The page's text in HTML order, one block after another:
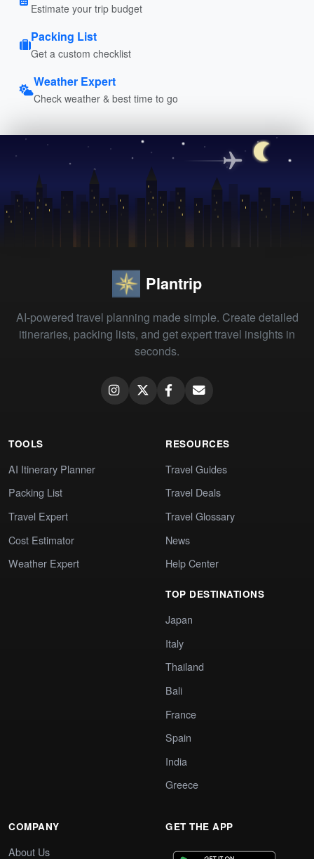
Estimate your trip budget
Packing List
Get a custom checklist
Weather Expert
Check weather & best time to go
Plantrip
AI-powered travel planning made simple. Create detailed
itineraries, packing lists, and get expert travel insights in
seconds.
TOOLS
AI Itinerary Planner
Packing List
Travel Expert
Cost Estimator
Weather Expert
RESOURCES
Travel Guides
Travel Deals
Travel Glossary
News
Help Center
TOP DESTINATIONS
Japan
Italy
Thailand
Bali
France
Spain
India
Greece
COMPANY
About Us
GET THE APP